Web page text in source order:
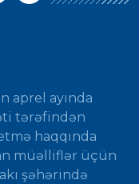
aprel ayında
tərəfindən
haqqında
müəlliflər üçün
şəhərində